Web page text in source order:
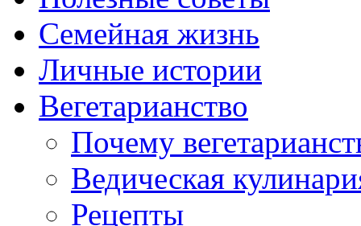
Семейная жизнь
Личные истории
Вегетарианство
Почему
Ведическая
Рецепты